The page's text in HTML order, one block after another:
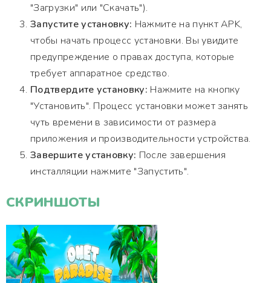
"Загрузки" или "Скачать").
Запустите установку: Нажмите на пункт APK,
чтобы начать процесс установки. Вы увидите
предупреждение о правах доступа, которые
требует аппаратное средство.
Подтвердите установку: Нажмите на кнопку
"Установить". Процесс установки может занять
чуть времени в зависимости от размера
приложения и производительности устройства.
Завершите установку: После завершения
инсталляции нажмите "Запустить".
СКРИНШОТЫ